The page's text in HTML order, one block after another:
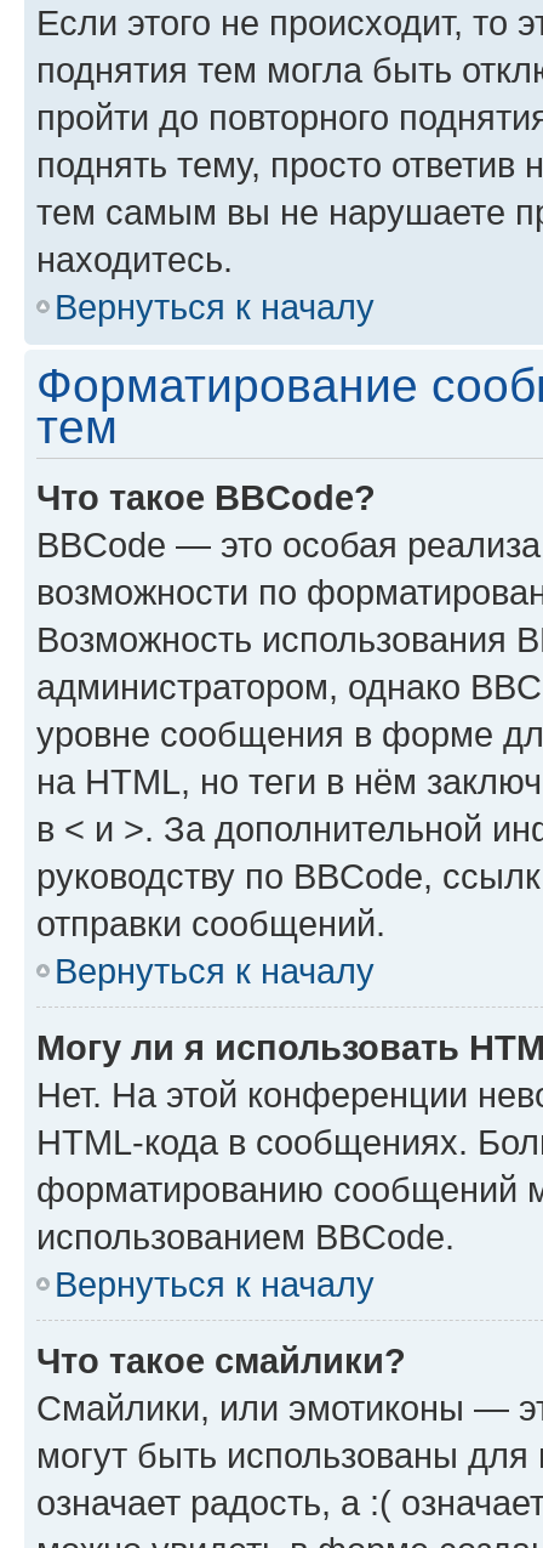
Если этого не происходит, то
поднятия тем могла быть
пройти до повторного
поднять тему, просто ответив
тем самым вы не нарушаете
находитесь.
Вернуться к началу
Форматирование
тем
Что такое BBCode?
BBCode — это особая
возможности по
Возможность использования
администратором, однако
уровне сообщения в форме
на HTML, но теги в нём
в < и >. За дополнительной
руководству по BBCode,
отправки сообщений.
Вернуться к началу
Могу ли я использовать
Нет. На этой конференции
HTML-кода в сообщениях.
форматированию сообщений
использованием BBCode.
Вернуться к началу
Что такое смайлики?
Смайлики, или эмотиконы —
могут быть использованы
означает радость, а :(